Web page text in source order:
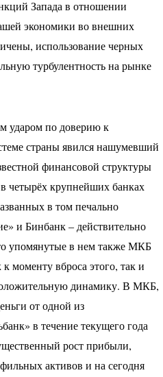
Запада в отношении
экономики во внешних
использование черных
турбулентность на рынке
ударом по доверию к
страны явился нашумевший
финансовой структуры
четырёх крупнейших банках
в том печально
и Бинбанк – действительно
упомянутые в нем такжеМКБ
к моменту вброса этого, так и
динамику. В МКБ,
от одной из
в течение текущего года
рост прибыли,
активов и на сегодня